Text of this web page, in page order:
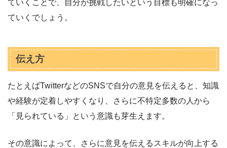
ていくことで、自分が挑戦したいという目標も明確になっ
ていくでしょう。
伝え方
たとえばTwitterなどのSNSで自分の意見を伝えると、知識
や経験が定着しやすくなり、さらに不特定多数の人から
「見られている」という意識も芽生えます。
その意識によって、さらに意見を伝えるスキルが向上する